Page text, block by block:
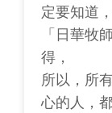
定要知道
「日華牧
得，
所以，所
心的人，